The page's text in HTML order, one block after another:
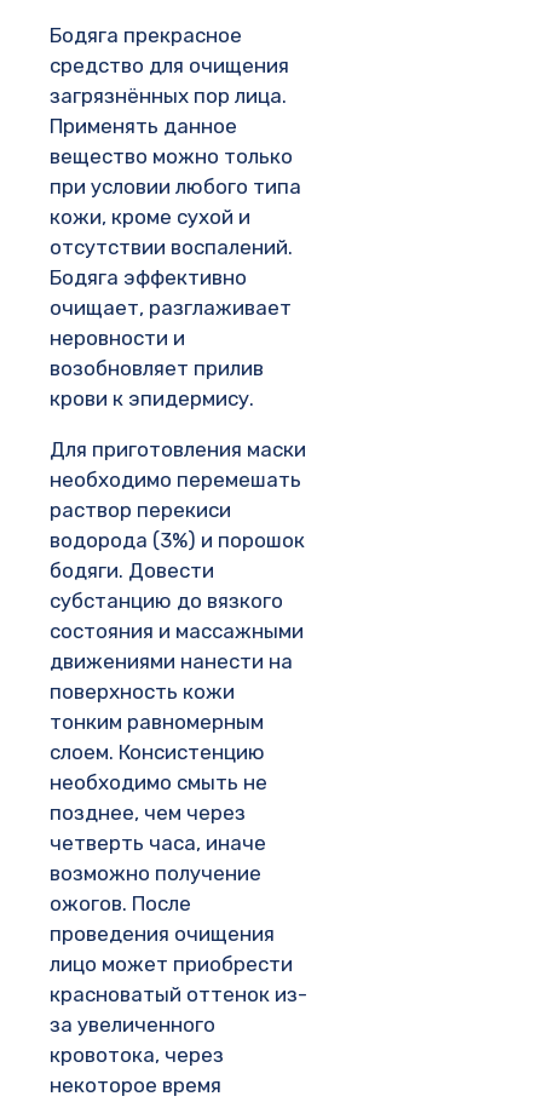
Бодяга прекрасное
средство для очищения
загрязнённых пор лица.
Применять данное
вещество можно только
при условии любого типа
кожи, кроме сухой и
отсутствии воспалений.
Бодяга эффективно
очищает, разглаживает
неровности и
возобновляет прилив
крови к эпидермису.
Для приготовления маски
необходимо перемешать
раствор перекиси
водорода (3%) и порошок
бодяги. Довести
субстанцию до вязкого
состояния и массажными
движениями нанести на
поверхность кожи
тонким равномерным
слоем. Консистенцию
необходимо смыть не
позднее, чем через
четверть часа, иначе
возможно получение
ожогов. После
проведения очищения
лицо может приобрести
красноватый оттенок из-
за увеличенного
кровотока, через
некоторое время